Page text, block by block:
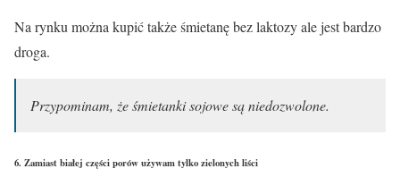
Na rynku można kupić także śmietanę bez laktozy ale jest bardzo
droga.
Przypominam, że śmietanki sojowe są niedozwolone.
6. Zamiast białej części porów używam tylko zielonych liści